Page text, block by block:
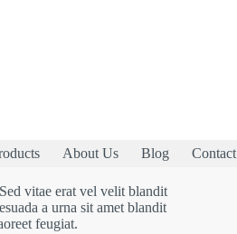
About Us Blog Contact
vitae erat vel velit blandit
a urna sit amet blandit
feugiat.